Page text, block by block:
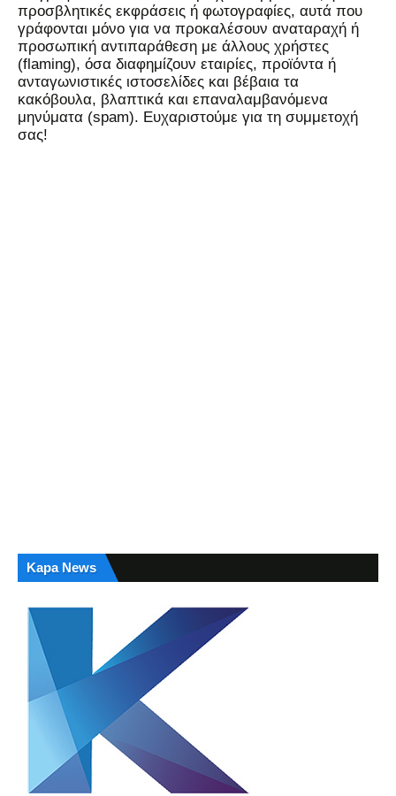
προσβλητικές εκφράσεις ή φωτογραφίες, αυτά που
γράφονται μόνο για να προκαλέσουν αναταραχή ή
προσωπική αντιπαράθεση με άλλους χρήστες
(flaming), όσα διαφημίζουν εταιρίες, προϊόντα ή
ανταγωνιστικές ιστοσελίδες και βέβαια τα
κακόβουλα, βλαπτικά και επαναλαμβανόμενα
μηνύματα (spam). Ευχαριστούμε για τη συμμετοχή
σας!
Kapa News